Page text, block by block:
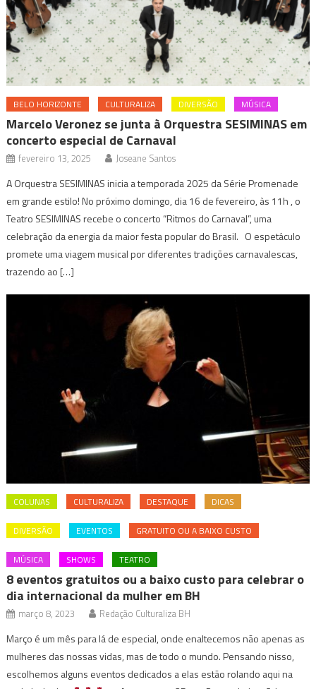
BELO HORIZONTE CULTURALIZA DIVERSÃO MÚSICA
Marcelo Veronez se junta à Orquestra SESIMINAS em
concerto especial de Carnaval
fevereiro 13, 2025 Joseane Santos
A Orquestra SESIMINAS inicia a temporada 2025 da Série Promenade
em grande estilo! No próximo domingo, dia 16 de fevereiro, às 11h , o
Teatro SESIMINAS recebe o concerto “Ritmos do Carnaval”, uma
celebração da energia da maior festa popular do Brasil. O espetáculo
promete uma viagem musical por diferentes tradições carnavalescas,
trazendo ao […]
COLUNAS CULTURALIZA DESTAQUE DICAS
DIVERSÃO EVENTOS GRATUITO OU A BAIXO CUSTO
MÚSICA SHOWS TEATRO
8 eventos gratuitos ou a baixo custo para celebrar o
dia internacional da mulher em BH
março 8, 2023 Redação Culturaliza BH
Março é um mês para lá de especial, onde enaltecemos não apenas as
mulheres das nossas vidas, mas de todo o mundo. Pensando nisso,
escolhemos alguns eventos dedicados a elas estão rolando aqui na